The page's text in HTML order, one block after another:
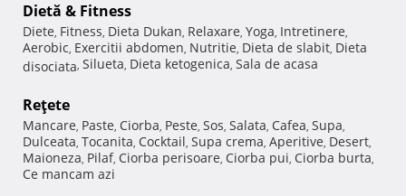
Dietă & Fitness
Diete, Fitness, Dieta Dukan, Relaxare, Yoga, Intretinere,
Aerobic, Exercitii abdomen, Nutritie, Dieta de slabit, Dieta
disociata, Silueta, Dieta ketogenica, Sala de acasa
Reţete
Mancare, Paste, Ciorba, Peste, Sos, Salata, Cafea, Supa,
Dulceata, Tocanita, Cocktail, Supa crema, Aperitive, Desert,
Maioneza, Pilaf, Ciorba perisoare, Ciorba pui, Ciorba burta,
Ce mancam azi